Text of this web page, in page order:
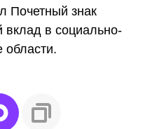
Почетный знак
вклад в социально-
области.